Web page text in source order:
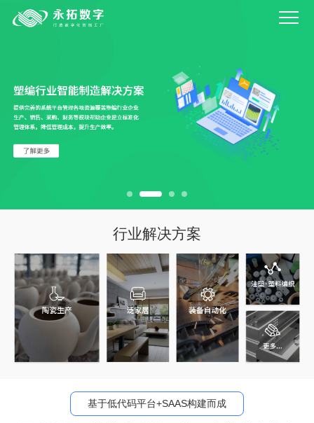
行业解决方案
基于低代码平台+SAAS构建而成